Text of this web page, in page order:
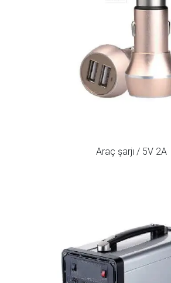
Araç şarjı / 5V 2A